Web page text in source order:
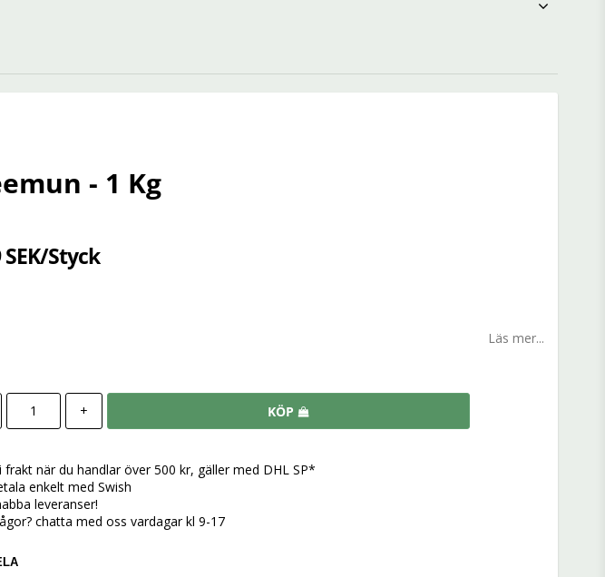
- 1 Kg
SEK/Styck
Läs mer...
+ KÖP
frakt när du handlar över 500 kr, gäller med DHL SP*
enkelt med Swish
leveranser!
chatta med oss vardagar kl 9-17